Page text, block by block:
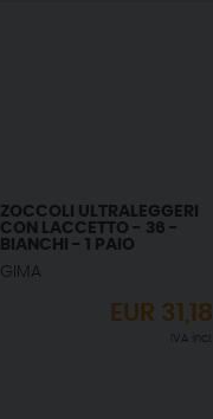
ZOCCOLI ULTRALEGGERI
CON LACCETTO - 36 -
BIANCHI - 1 PAIO
GIMA
EUR 31,18
IVA incl.